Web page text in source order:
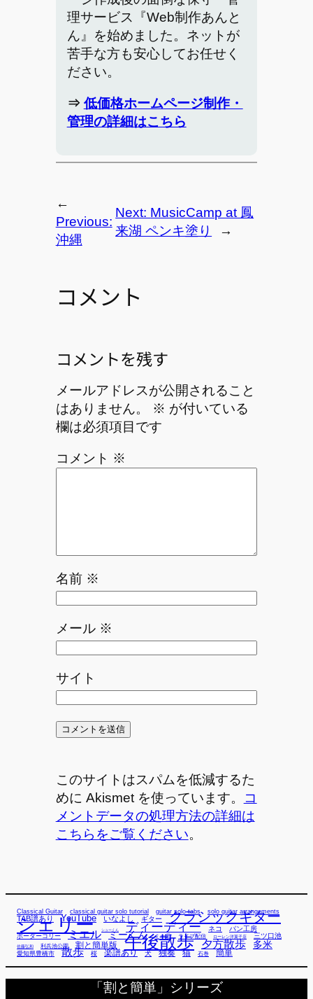
理サービス『Web制作あんと
ん』を始めました。ネットが
苦手な方も安心してお任せく
ださい。
⇒ 低価格ホームページ制作・
管理の詳細はこちら
←
Previous:
沖縄
Next: MusicCamp at 鳳
来湖 ペンキ塗り
→
コメント
コメントを残す
メールアドレスが公開されること
はありません。
※ が付いている
欄は必須項目です
コメント ※
名前 ※
メール ※
サイト
このサイトはスパムを低減するた
めに Akismet を使っています。
コ
メントデータの処理方法の詳細は
こちらをご覧ください。
Classical Guitar classical guitar solo tutorial guitar solo tabs solo guitar arrangements
TAB譜あり YouTube いなよし ギター クラシックギター
シェリー シューくん ディーディー ネコ パン工房
ボーダーコリー ミエル ミーくん ミー君 ライブ配信 ローレン洋菓子店 三ツ口池
佐藤弘和 利兵池公園 割と簡単版 午後散歩 夕方散歩 多米
愛知県豊橋市 散歩 桜 楽譜あり 犬 独奏 猫 石巻 簡単
「割と簡単」シリーズ